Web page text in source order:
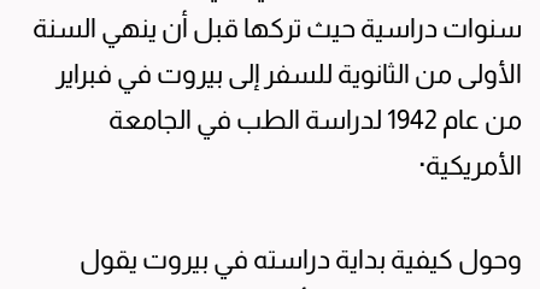
سنوات دراسية حيث تركها قبل أن ينهي السنة
الأولى من الثانوية للسفر إلى بيروت في فبراير
من عام 1942 لدراسة الطب في الجامعة
الأمريكية·
وحول كيفية بداية دراسته في بيروت يقول